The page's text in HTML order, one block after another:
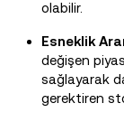
olabilir.
Esneklik
değişen
sağlayarak
gerektiren